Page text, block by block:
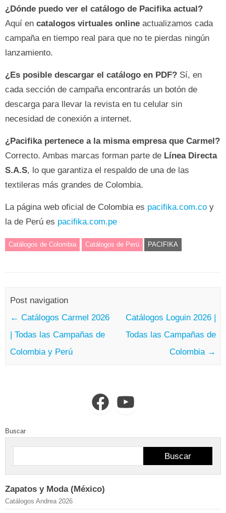
¿Dónde puedo ver el catálogo de Pacifika actual?
Aquí en catalogos virtuales online actualizamos cada
campaña en tiempo real para que no te pierdas ningún
lanzamiento.
¿Es posible descargar el catálogo en PDF? Sí, en
cada sección de campaña encontrarás un botón de
descarga para llevar la revista en tu celular sin
necesidad de conexión a internet.
¿Pacifika pertenece a la misma empresa que Carmel?
Correcto. Ambas marcas forman parte de Línea Directa
S.A.S, lo que garantiza el respaldo de una de las
textileras más grandes de Colombia.
La página web oficial de Colombia es pacifika.com.co y
la de Perú es pacifika.com.pe
Catálogos de Colombia Catálogos de Perú PACIFIKA
Post navigation
← Catálogos Carmel 2026
| Todas las Campañas de
Colombia y Perú
Catálogos Loguin 2026 |
Todas las Campañas de
Colombia →
FacebookYouTube
Buscar
Buscar
Zapatos y Moda (México)
Catálogos Andrea 2026